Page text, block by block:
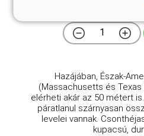
3
Hazájában, Észak-
(Massachusetts és
elérheti akár az 50 métert
páratlanul szárnyasan
levelei vannak.
kupacsú,